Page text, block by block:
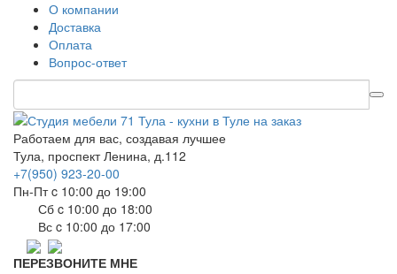
О компании
Доставка
Оплата
Вопрос-ответ
Работаем для вас, создавая лучшее
Тула, проспект Ленина, д.112
+7(950) 923-20-00
Пн-Пт c 10:00 до 19:00
Сб c 10:00 до 18:00
Вс c 10:00 до 17:00
ПЕРЕЗВОНИТЕ МНЕ